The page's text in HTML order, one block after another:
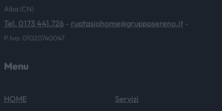
Alba (CN)
Tel. 0173 441.726 – ruatasiohome@grupposereno.it –
P.Iva: 01020740047
Menu
HOME
Servizi